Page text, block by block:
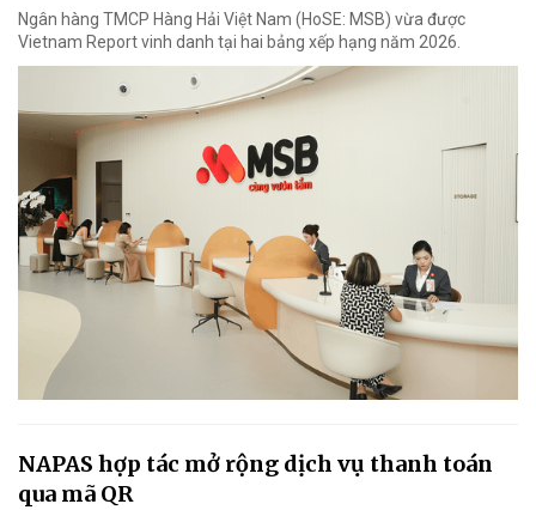
Ngân hàng TMCP Hàng Hải Việt Nam (HoSE: MSB) vừa được
Vietnam Report vinh danh tại hai bảng xếp hạng năm 2026.
NAPAS hợp tác mở rộng dịch vụ thanh toán
qua mã QR